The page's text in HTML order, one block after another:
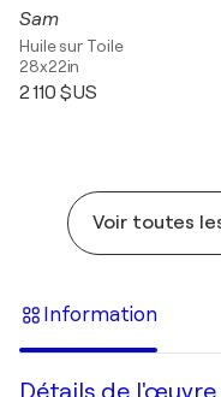
Sam
Huile sur Toile
28x22in
2 110 $US
Voir toutes
Information
Détails de l'œuvre